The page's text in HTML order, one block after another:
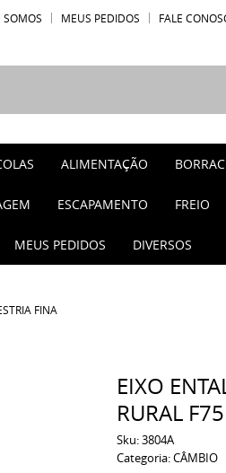
MEUS PEDIDOS FALE
ALIMENTAÇÃO
ESCAPAMENTO FREIO
MEUS PEDIDOS DIVERSOS
FINA
EIXO
RURAL
Sku:3804A
Categoria:CÂMBIO